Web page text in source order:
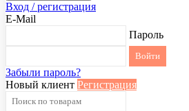
Вход / регистрация
E-Mail
Пароль
Забыли пароль?
Новый клиент Регистрация